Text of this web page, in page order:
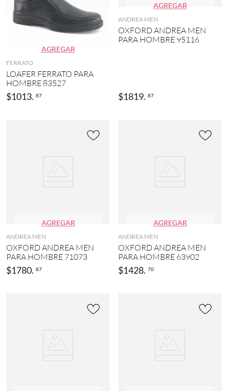
AGREGAR
FERRATO
LOAFER FERRATO PARA
HOMBRE 83527
$1013. 87
AGREGAR
ANDREA MEN
OXFORD ANDREA MEN
PARA HOMBRE 95116
$1819. 87
AGREGAR
ANDREA MEN
OXFORD ANDREA MEN
PARA HOMBRE 71073
$1780. 87
AGREGAR
ANDREA MEN
OXFORD ANDREA MEN
PARA HOMBRE 63902
$1428. 70